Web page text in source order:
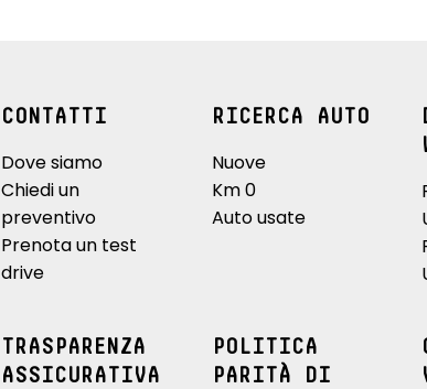
CONTATTI
Dove siamo
Chiedi un
preventivo
Prenota un test
drive
RICERCA AUTO
Nuove
Km 0
Auto usate
TRASPARENZA
ASSICURATIVA
POLITICA
PARITÀ DI